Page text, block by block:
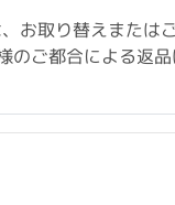
お取り替えまたは
ご都合による返